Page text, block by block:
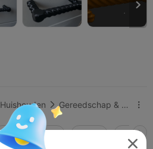

Huishouden  Gereedschap & reserveonderdelen 
K2 Pro
